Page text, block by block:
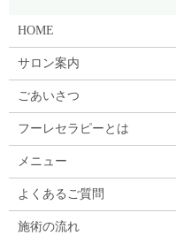
HOME
サロン案内
ごあいさつ
フーレセラピーとは
メニュー
よくあるご質問
施術の流れ